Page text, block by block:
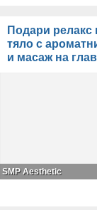
Подари релакс
тяло с
и масаж на
SMP Aesthetic